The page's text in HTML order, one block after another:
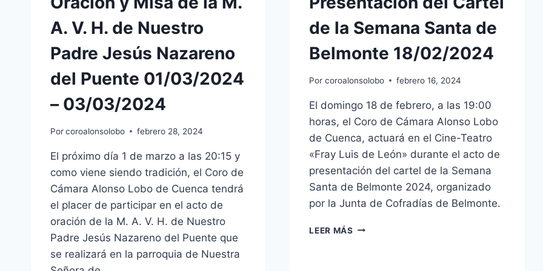
A. V. H. de Nuestro
Padre Jesús Nazareno
del Puente 01/03/2024
– 03/03/2024
Porcoroalonsolobo febrero 28, 2024
El próximo día 1 de marzo a las 20:15 y
como viene siendo tradición, el Coro de
Cámara Alonso Lobo de Cuenca tendrá
el placer de participar en el acto de
oración de la M. A. V. H. de Nuestro
Padre Jesús Nazareno del Puente que
se realizará en la parroquia de Nuestra
de la Semana Santa de
Belmonte 18/02/2024
Por coroalonsolobo febrero 16, 2024
El domingo 18 de febrero, a las 19:00
horas, el Coro de Cámara Alonso Lobo
de Cuenca, actuará en el Cine-Teatro
«Fray Luis de León» durante el acto de
presentación del cartel de la Semana
Santa de Belmonte 2024, organizado
por la Junta de Cofradías de Belmonte.
LEER MÁS PRESENTACIÓN